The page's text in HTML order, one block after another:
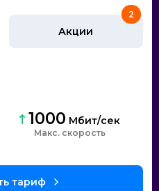
Акции
2
1000 Мбит/сек
Макс. скорость
тариф